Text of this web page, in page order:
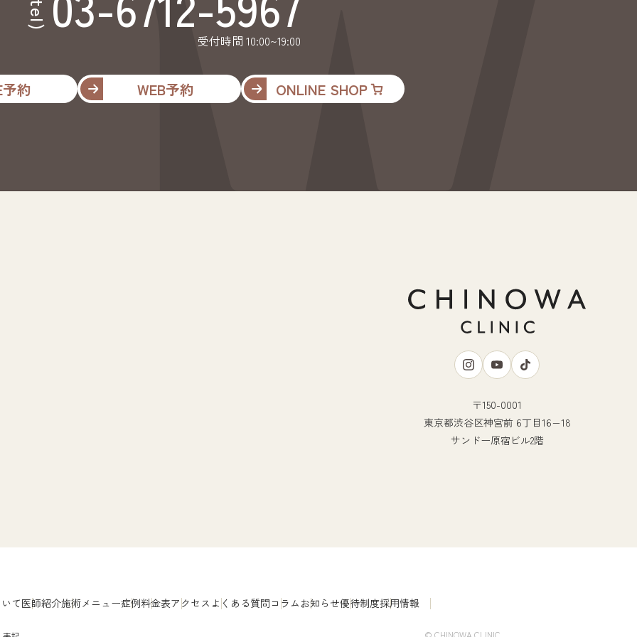
(tel)
受付時間 10:00~19:00
約 WEB予約 ONLINE SHOP
〒150-0001
東京都渋谷区神宮前 6丁目16−18
サンドー原宿ビル2階
て医師紹介施術メニュー症例料金表アクセス よくある質問コラム お知らせ優待制度採用情報
© CHINOWA CLINIC